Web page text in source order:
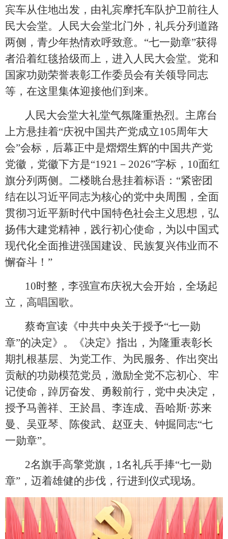
宾车从住地出发，由礼宾摩托车队护卫前往人
民大会堂。人民大会堂北门外，礼兵分列道路
两侧，青少年热情欢呼致意。“七一勋章”获得
者沿着红毯拾级而上，进入人民大会堂。党和
国家功勋荣誉表彰工作委员会有关领导同志
等，在这里集体迎接他们到来。
人民大会堂大礼堂气氛隆重热烈。主席台
上方悬挂着“庆祝中国共产党成立105周年大
会”会标，后幕正中是熠熠生辉的中国共产党
党徽，党徽下方是“1921－2026”字标，10面红
旗分列两侧。二楼眺台悬挂着标语：“紧密团
结在以习近平同志为核心的党中央周围，全面
贯彻习近平新时代中国特色社会主义思想，弘
扬伟大建党精神，践行初心使命，为以中国式
现代化全面推进强国建设、民族复兴伟业而不
懈奋斗！”
10时整，李强宣布庆祝大会开始，全场起
立，高唱国歌。
蔡奇宣读《中共中央关于授予“七一勋
章”的决定》。《决定》指出，为隆重表彰长
期扎根基层、为党工作、为民服务、作出突出
贡献的功勋模范党员，激励全党不忘初心、牢
记使命，踔厉奋发、勇毅前行，党中央决定，
授予马善祥、王於昌、李连成、吾哈斯·苏来
曼、吴亚琴、陈俊武、赵亚夫、钟掘同志“七
一勋章”。
2名旗手高擎党旗，1名礼兵手捧“七一勋
章”，迈着雄健的步伐，行进到仪式现场。